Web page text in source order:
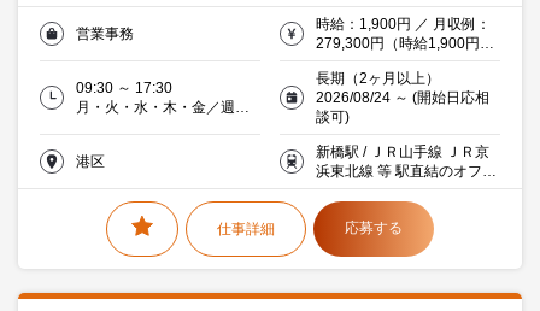
新卒・第2新卒OK 週5日 17時台退社 残業5時間以内
残業20時間未満 駅5分以内 服装・髪型自由
Excel PowerPoint
IT未経験OK マスコミ 20代活躍中 30代活躍中
ミドル(40代)活躍中 エルダー(50代)活躍中 派遣社員就業中
IT・Web・通信
営業事務
時給：1,900円 ／ 月収例：
279,300円（時給1,900円×
実働7時間×月21日）経験・
スキルにより考慮
09:30 ～ 17:30
月・火・水・木・金／週５
長期（2ヶ月以上）
2026/08/24 ～ (開始日応相
談可)
港区
新橋駅 / ＪＲ山手線 ＪＲ京
浜東北線 等 駅直結のオフィ
ス★
仕事詳細 応募する